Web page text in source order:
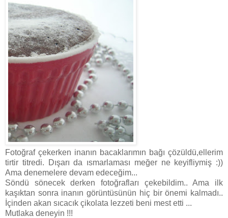
Fotoğraf çekerken inanın bacaklarımın bağı çözüldü,ellerim
tirtir titredi. Dışarı da ısmarlaması meğer ne keyifliymiş :))
Ama denemelere devam edeceğim...
Söndü sönecek derken fotoğrafları çekebildim.. Ama ilk
kaşıktan sonra inanın görüntüsünün hiç bir önemi kalmadı..
İçinden akan sıcacık çikolata lezzeti beni mest etti ...
Mutlaka deneyin !!!